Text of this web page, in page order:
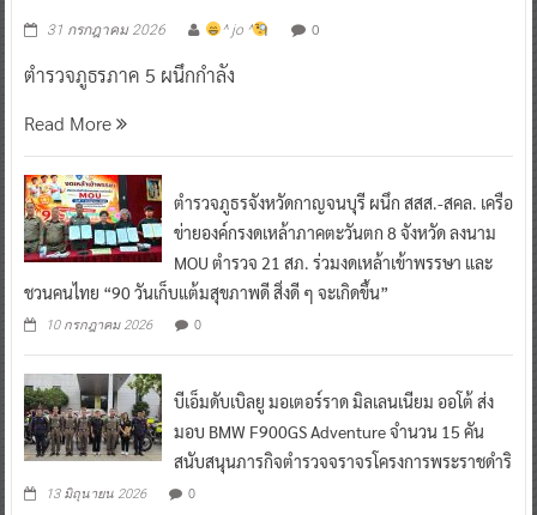
31 กรกฎาคม 2026 ^ jo ^ 0
ตำรวจภูธรภาค 5 ผนึกกำลัง
Read More
ตำรวจภูธรจังหวัดกาญจนบุรี ผนึก สสส.-สคล. เครือ
ข่ายองค์กรงดเหล้าภาคตะวันตก 8 จังหวัด ลงนาม
MOU ตำรวจ 21 สภ. ร่วมงดเหล้าเข้าพรรษา และ
ชวนคนไทย “90 วันเก็บแต้มสุขภาพดี สิ่งดี ๆ จะเกิดขึ้น”
10 กรกฎาคม 2026 0
บีเอ็มดับเบิลยู มอเตอร์ราด มิลเลนเนียม ออโต้ ส่ง
มอบ BMW F900GS Adventure จำนวน 15 คัน
สนับสนุนภารกิจตำรวจจราจรโครงการพระราชดำริ
13 มิถุนายน 2026 0